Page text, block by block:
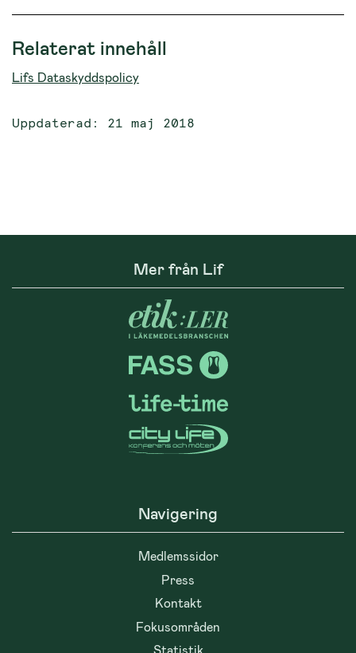
Relaterat innehåll
Lifs Dataskyddspolicy
Uppdaterad: 21 maj 2018
Mer från Lif
Navigering
Medlemssidor
Press
Kontakt
Fokusområden
Statistik